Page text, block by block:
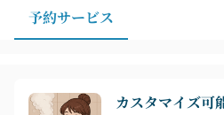
スムーズに調整できます。
予約サービス
カスタマイズ可